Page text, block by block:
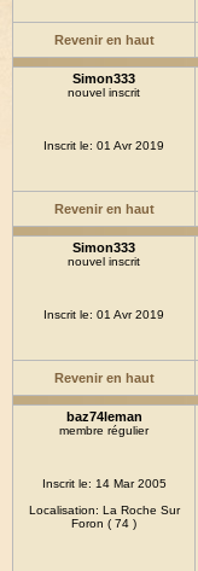
Revenir en haut
Simon333
nouvel inscrit
Inscrit le: 01 Avr 2019
Revenir en haut
Simon333
nouvel inscrit
Inscrit le: 01 Avr 2019
Revenir en haut
baz74leman
membre régulier
Inscrit le: 14 Mar 2005
Localisation: La Roche Sur
Foron ( 74 )